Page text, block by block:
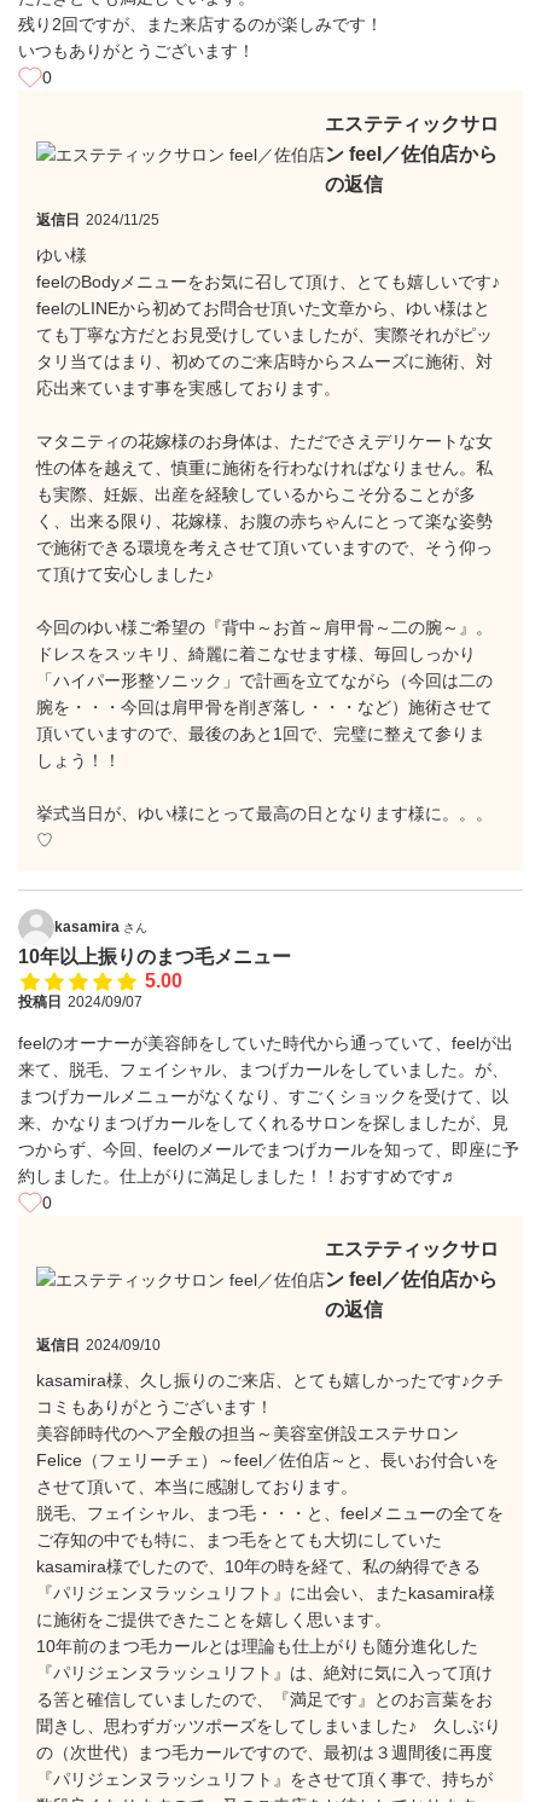
残り2回ですが、また来店するのが楽しみです！
いつもありがとうございます！
0
エステティックサロ
ン feel／佐伯店から
の返信
返信日 2024/11/25
ゆい様
feelのBodyメニューをお気に召して頂け、とても嬉しいです♪
feelのLINEから初めてお問合せ頂いた文章から、ゆい様はと
ても丁寧な方だとお見受けしていましたが、実際それがピッ
タリ当てはまり、初めてのご来店時からスムーズに施術、対
応出来ています事を実感しております。
マタニティの花嫁様のお身体は、ただでさえデリケートな女
性の体を越えて、慎重に施術を行わなければなりません。私
も実際、妊娠、出産を経験しているからこそ分ることが多
く、出来る限り、花嫁様、お腹の赤ちゃんにとって楽な姿勢
で施術できる環境を考えさせて頂いていますので、そう仰っ
て頂けて安心しました♪
今回のゆい様ご希望の『背中～お首～肩甲骨～二の腕～』。
ドレスをスッキリ、綺麗に着こなせます様、毎回しっかり
「ハイパー形整ソニック」で計画を立てながら（今回は二の
腕を・・・今回は肩甲骨を削ぎ落し・・・など）施術させて
頂いていますので、最後のあと1回で、完璧に整えて参りま
しょう！！
挙式当日が、ゆい様にとって最高の日となります様に。。。
♡
kasamira さん
10年以上振りのまつ毛メニュー
5.00
投稿日 2024/09/07
feelのオーナーが美容師をしていた時代から通っていて、feelが出
来て、脱毛、フェイシャル、まつげカールをしていました。が、
まつげカールメニューがなくなり、すごくショックを受けて、以
来、かなりまつげカールをしてくれるサロンを探しましたが、見
つからず、今回、feelのメールでまつげカールを知って、即座に予
約しました。仕上がりに満足しました！！おすすめです♬
0
エステティックサロ
ン feel／佐伯店から
の返信
返信日 2024/09/10
kasamira様、久し振りのご来店、とても嬉しかったです♪クチ
コミもありがとうございます！
美容師時代のヘア全般の担当～美容室併設エステサロン
Felice（フェリーチェ）～feel／佐伯店～と、長いお付合いを
させて頂いて、本当に感謝しております。
脱毛、フェイシャル、まつ毛・・・と、feelメニューの全てを
ご存知の中でも特に、まつ毛をとても大切にしていた
kasamira様でしたので、10年の時を経て、私の納得できる
『パリジェンヌラッシュリフト』に出会い、またkasamira様
に施術をご提供できたことを嬉しく思います。
10年前のまつ毛カールとは理論も仕上がりも随分進化した
『パリジェンヌラッシュリフト』は、絶対に気に入って頂け
る筈と確信していましたので、『満足です』とのお言葉をお
聞きし、思わずガッツポーズをしてしまいました♪ 久しぶり
の（次世代）まつ毛カールですので、最初は３週間後に再度
『パリジェンヌラッシュリフト』をさせて頂く事で、持ちが